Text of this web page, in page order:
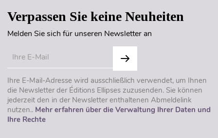
Verpassen Sie keine Neuheiten
Melden Sie sich für unseren Newsletter an
Ihre E-Mail-Adresse wird ausschließlich verwendet, um Ihnen
die Newsletter der Éditions Ellipses zuzusenden. Sie können
jederzeit den in der Newsletter enthaltenen Abmeldelink
nutzen.. Mehr erfahren über die Verwaltung Ihrer Daten und
Ihre Rechte